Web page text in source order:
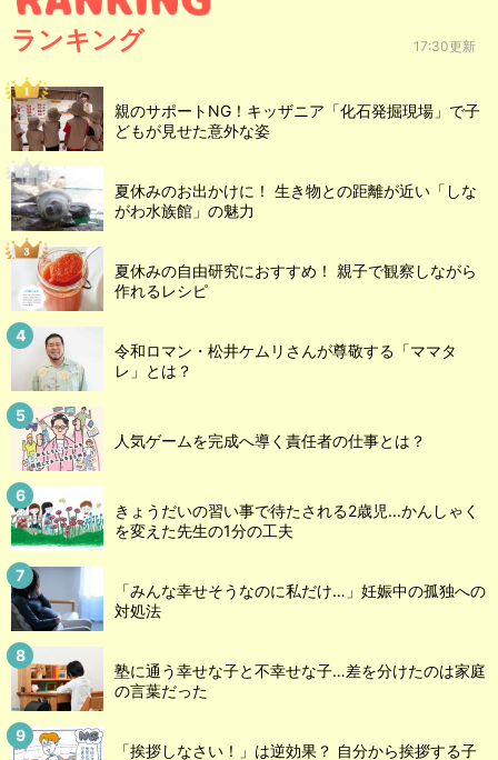
ランキング 17:30更新
親のサポートNG！キッザニア「化石発掘現場」で子
どもが見せた意外な姿
夏休みのお出かけに！ 生き物との距離が近い「しな
がわ水族館」の魅力
夏休みの自由研究におすすめ！ 親子で観察しながら
作れるレシピ
令和ロマン・松井ケムリさんが尊敬する「ママタ
レ」とは？
人気ゲームを完成へ導く責任者の仕事とは？
きょうだいの習い事で待たされる2歳児...かんしゃく
を変えた先生の1分の工夫
「みんな幸せそうなのに私だけ…」妊娠中の孤独への
対処法
塾に通う幸せな子と不幸せな子…差を分けたのは家庭
の言葉だった
「挨拶しなさい！」は逆効果？ 自分から挨拶する子